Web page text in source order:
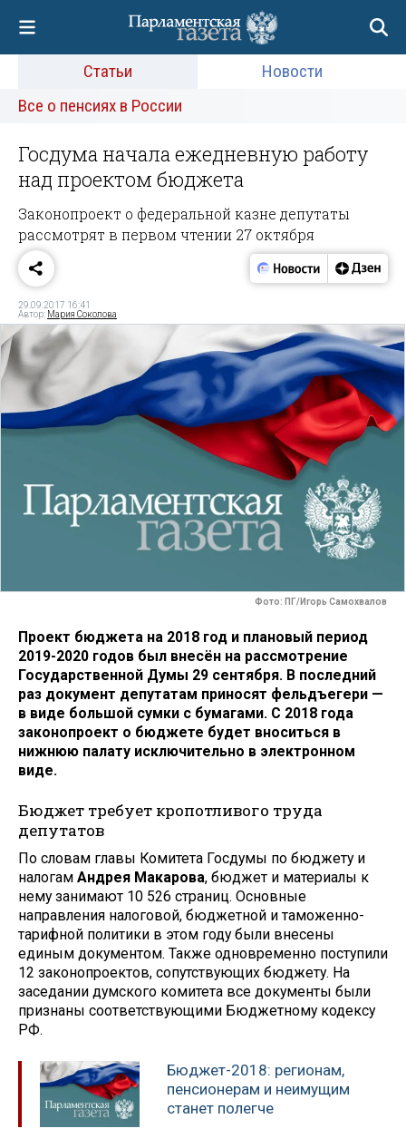
Статьи
Новости
Все о пенсиях в России
Госдума начала ежедневную работу
над проектом бюджета
Законопроект о федеральной казне депутаты
рассмотрят в первом чтении 27 октября
29.09.2017 16:41
Автор: Мария Соколова
Фото: ПГ/Игорь Самохвалов
Проект бюджета на 2018 год и плановый период
2019-2020 годов был внесён на рассмотрение
Государственной Думы 29 сентября. В последний
раз документ депутатам приносят фельдъегери —
в виде большой сумки с бумагами. С 2018 года
законопроект о бюджете будет вноситься в
нижнюю палату исключительно в электронном
виде.
Бюджет требует кропотливого труда
депутатов
По словам главы Комитета Госдумы по бюджету и
налогам Андрея Макарова, бюджет и материалы к
нему занимают 10 526 страниц. Основные
направления налоговой, бюджетной и таможенно-
тарифной политики в этом году были внесены
единым документом. Также одновременно поступили
12 законопроектов, сопутствующих бюджету. На
заседании думского комитета все документы были
признаны соответствующими Бюджетному кодексу
РФ.
Бюджет-2018: регионам,
пенсионерам и неимущим
станет полегче